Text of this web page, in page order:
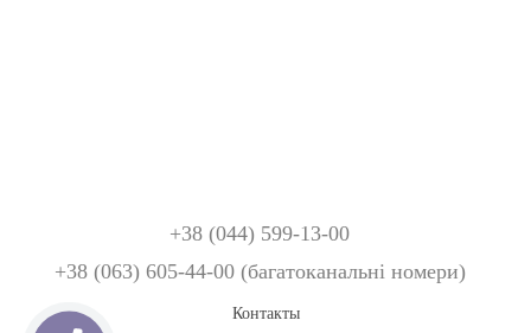
+38 (044) 599-13-00
+38 (063) 605-44-00 (багатоканальні номери)
Контакты